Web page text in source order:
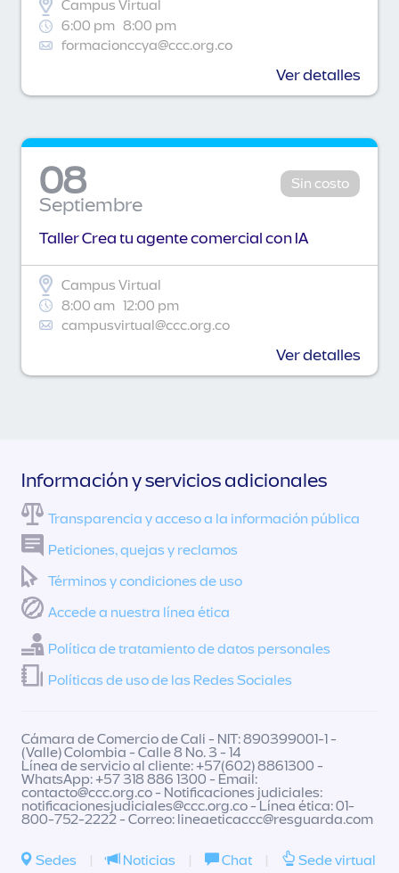
Campus Virtual
6:00 pm 8:00 pm
formacionccya@ccc.org.co
Ver detalles
08
Septiembre
Sin costo
Taller Crea tu agente comercial con IA
Campus Virtual
8:00 am 12:00 pm
campusvirtual@ccc.org.co
Ver detalles
Información y servicios adicionales
Transparencia y acceso a la información pública
Peticiones, quejas y reclamos
Términos y condiciones de uso
Accede a nuestra línea ética
Política de tratamiento de datos personales
Políticas de uso de las Redes Sociales
Cámara de Comercio de Cali - NIT: 890399001-1 -
(Valle) Colombia - Calle 8 No. 3 - 14
Línea de servicio al cliente: +57(602) 8861300 -
WhatsApp: +57 318 886 1300 - Email:
contacto@ccc.org.co- Notificaciones judiciales:
notificacionesjudiciales@ccc.org.co- Línea ética: 01-
800-752-2222 - Correo: lineaeticaccc@resguarda.com
Sedes | Noticias | Chat | Sede virtual